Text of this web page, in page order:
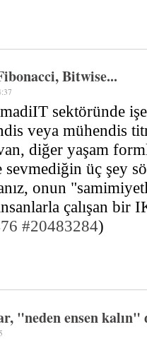
Bitwise...
IT sektöründe işe
veya mühendis
diğer yaşam
sevmediğin üç şey
onun
çalışan bir
#20483284)
"neden ensen kalın"